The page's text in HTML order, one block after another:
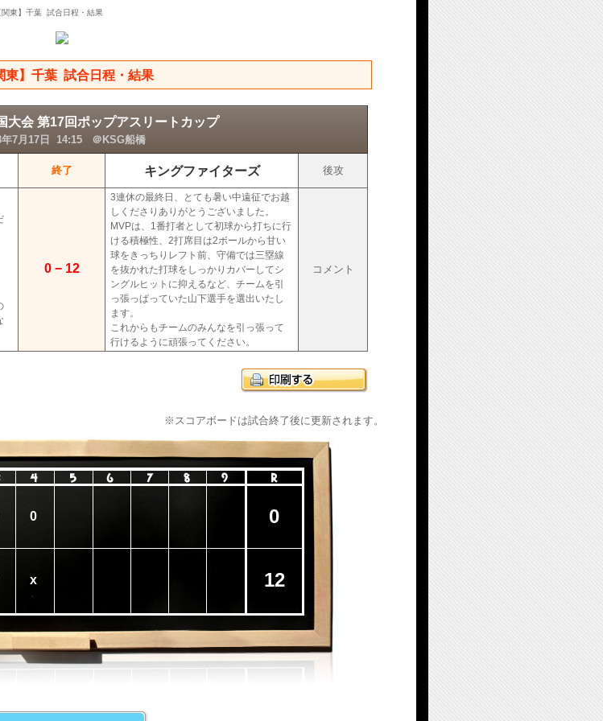
関東】千葉 試合日程・結果
東】千葉 試合日程・結果
大会 第17回ポップアスリートカップ
年7月17日 14:15 ＠KSG船橋
終了 キングファイターズ 後攻
0 − 12
3連休の最終日、とても暑い中遠征でお越
しくださりありがとうございました。
MVPは、1番打者として初球から打ちに行
ける積極性、2打席目は2ボールから甘い
球をきっちりレフト前、守備では三塁線
を抜かれた打球をしっかりカバーしてシ
ングルヒットに抑えるなど、チームを引
っ張っぱっていた山下選手を選出いたし
ます。
これからもチームのみんなを引っ張って
行けるように頑張ってください。
コメント
※スコアボードは試合終了後に更新されます。
0 0
x 12